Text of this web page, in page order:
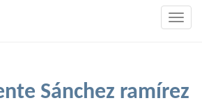
Sánchez ramírez